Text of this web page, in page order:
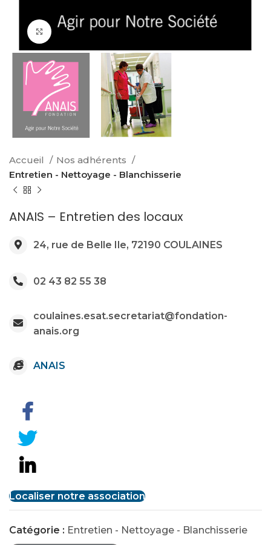
Click to enlarge
Accueil
Nos adhérents
Entretien - Nettoyage - Blanchisserie
ANAIS – Entretien des locaux
24, rue de Belle Ile, 72190 COULAINES
02 43 82 55 38
coulaines.esat.secretariat@fondation-
anais.org
ANAIS
Localiser notre association
Catégorie : Entretien - Nettoyage - Blanchisserie